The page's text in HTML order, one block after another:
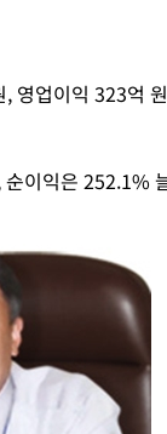
영업이익 323억
이익은 252.1%